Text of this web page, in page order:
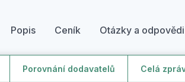
Popis Ceník Otázky a odpovědi
Porovnání dodavatelů Celá